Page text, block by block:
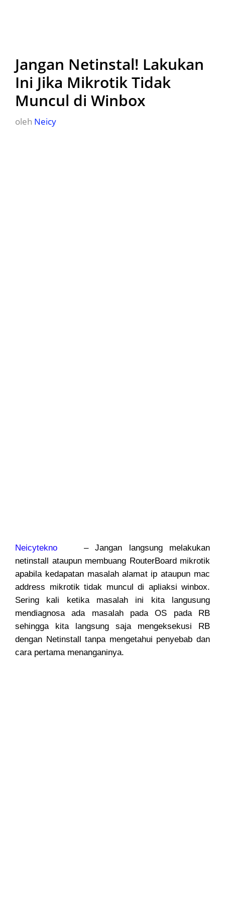
Jangan Netinstal! Lakukan
Ini Jika Mikrotik Tidak
Muncul di Winbox
oleh Neicy
Neicytekno – Jangan langsung melakukan
netinstall ataupun membuang RouterBoard mikrotik
apabila kedapatan masalah alamat ip ataupun mac
address mikrotik tidak muncul di apliaksi winbox.
Sering kali ketika masalah ini kita langusung
mendiagnosa ada masalah pada OS pada RB
sehingga kita langsung saja mengeksekusi RB
dengan Netinstall tanpa mengetahui penyebab dan
cara pertama menanganinya.